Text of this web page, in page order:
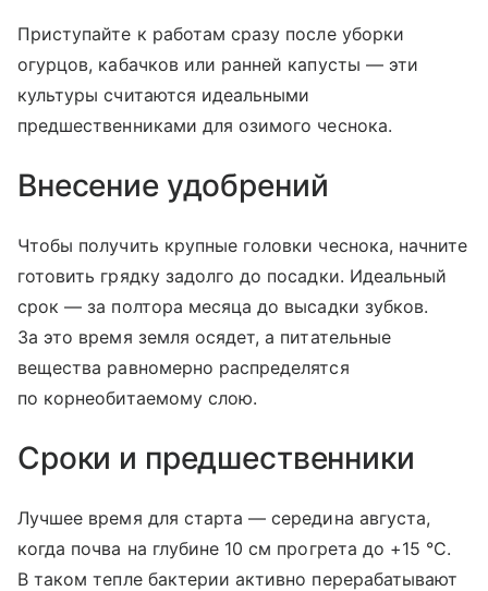
Приступайте к работам сразу после уборки
огурцов, кабачков или ранней капусты — эти
культуры считаются идеальными
предшественниками для озимого чеснока.
Внесение удобрений
Чтобы получить крупные головки чеснока, начните
готовить грядку задолго до посадки. Идеальный
срок — за полтора месяца до высадки зубков.
За это время земля осядет, а питательные
вещества равномерно распределятся
по корнеобитаемому слою.
Сроки и предшественники
Лучшее время для старта — середина августа,
когда почва на глубине 10 см прогрета до +15 °C.
В таком тепле бактерии активно перерабатывают